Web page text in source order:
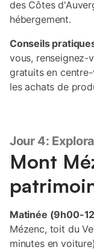
des Côtes
hébergement.
Conseils
vous, renseignez-
gratuits en
les achats de
Jour 4:
Mont
Matinée (9h00-
Mézenc, toit du
minutes en